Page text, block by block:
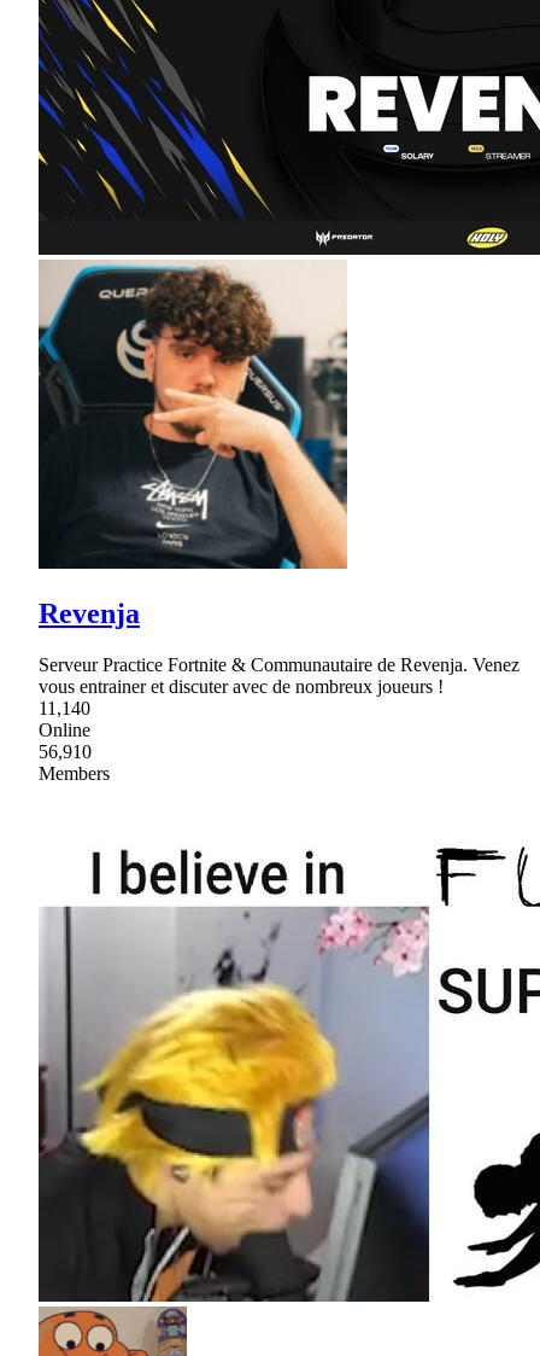
Revenja
Serveur Practice Fortnite & Communautaire de Revenja. Venez
vous entrainer et discuter avec de nombreux joueurs !
11,140
Online
56,910
Members